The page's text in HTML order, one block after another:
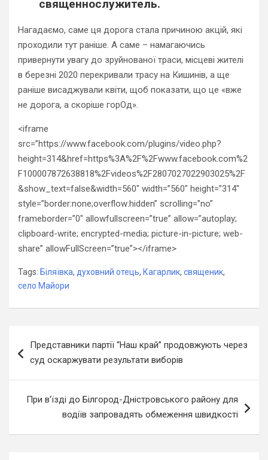
священнослужитель.
Нагадаємо, саме ця дорога стала причиною акцій, які
проходили тут раніше. А саме – намагаючись
привернути увагу до зруйнованої траси, місцеві жителі
в березні 2020 перекривали трасу на Кишинів, а ще
раніше висаджували квіти, щоб показати, що це «вже
не дорога, а скоріше горОд».
<iframe
src=”https://www.facebook.com/plugins/video.php?
height=314&href=https%3A%2F%2Fwww.facebook.com%2
F100007872638818%2Fvideos%2F2807027022903025%2F
&show_text=false&width=560″ width=”560″ height=”314″
style=”border:none;overflow:hidden” scrolling=”no”
frameborder=”0″ allowfullscreen=”true” allow=”autoplay;
clipboard-write; encrypted-media; picture-in-picture; web-
share” allowFullScreen=”true”></iframe>
Tags: Біляївка, духовний отець, Кагарлик, священик,
село Майори
записів
Представники партії “Наш край” продовжують через
суд оскаржувати результати виборів
При в’їзді до Білгород-Дністровського району для
водіїв запровадять обмеження швидкості